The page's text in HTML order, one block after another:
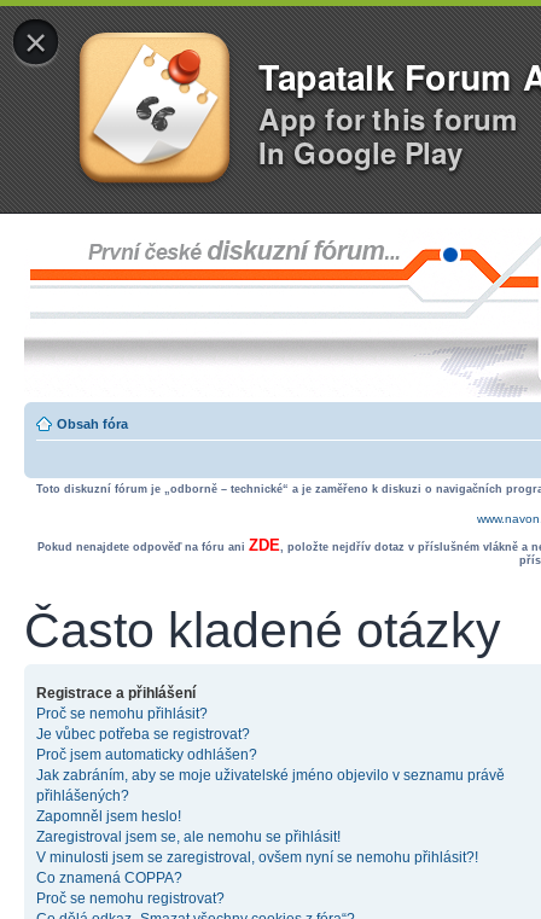
×
Tapatalk Forum
App for this forum
In Google Play
Obsah fóra
Toto diskuzní fórum je „odborně – technické“ a je zaměřeno k diskuzi o navigačních
Pokud nenajdete odpověď na fóru ani ZDE, položte nejdřív dotaz v příslušném vlákně a
Často kladené otázky
Registrace a přihlášení
Proč se nemohu přihlásit?
Je vůbec potřeba se registrovat?
Proč jsem automaticky odhlášen?
Jak zabráním, aby se moje uživatelské jméno objevilo v seznamu právě
přihlášených?
Zapomněl jsem heslo!
Zaregistroval jsem se, ale nemohu se přihlásit!
V minulosti jsem se zaregistroval, ovšem nyní se nemohu přihlásit?!
Co znamená COPPA?
Proč se nemohu registrovat?